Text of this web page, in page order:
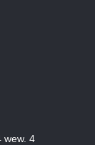
wew. 4